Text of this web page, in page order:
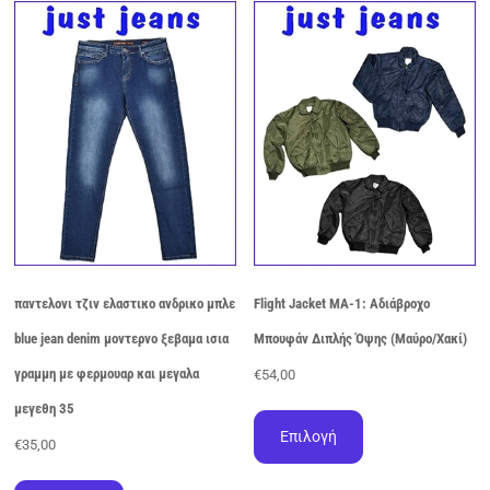
παραλλαγές.
Οι
επιλογές
μπορούν
να
επιλεγούν
στη
σελίδα
προϊόντος
Οι
επιλογές
μπορούν
να
επιλεγούν
στη
σελίδα
του
προϊόντος
παντελονι τζιν ελαστικο ανδρικο μπλε
blue jean denim μοντερνο ξεβαμα ισια
γραμμη με φερμουαρ και μεγαλα
μεγεθη 35
€35,00
Flight Jacket MA-1: Αδιάβροχο
Μπουφάν Διπλής Όψης (Μαύρο/Χακί)
€54,00
Επιλογή
προϊόν